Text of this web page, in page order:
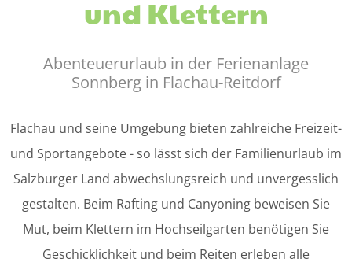
Abenteuerurlaub in der Ferienanlage
Sonnberg in Flachau-Reitdorf
Flachau und seine Umgebung bieten zahlreiche Freizeit-
und Sportangebote - so lässt sich der Familienurlaub im
Salzburger Land abwechslungsreich und unvergesslich
gestalten. Beim Rafting und Canyoning beweisen Sie
Mut, beim Klettern im Hochseilgarten benötigen Sie
Geschicklichkeit und beim Reiten erleben alle